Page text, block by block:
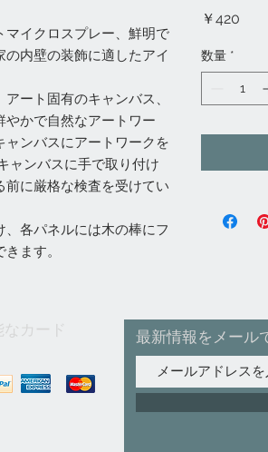
マイクロスプレー、鮮明で
内壁の装飾に適したアイ
ート固有のキャンバス、
やかで自然なアートワー
ャンバスにアートワークを
ャンバスに手で取り付け
前に厳格な検査を受けてい
、各パネルには木の棒にフ
ます。
￥420
数量 *
カード 最新情報をメール